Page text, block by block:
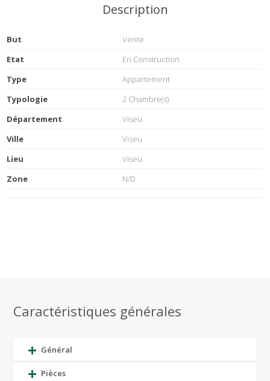
Description
But
Vente
Etat
En Construction
Type
Appartement
Typologie
2 Chambre(s)
Département
Viseu
Ville
Viseu
Lieu
Viseu
Zone
N/D
Caractéristiques générales
Général
Pièces